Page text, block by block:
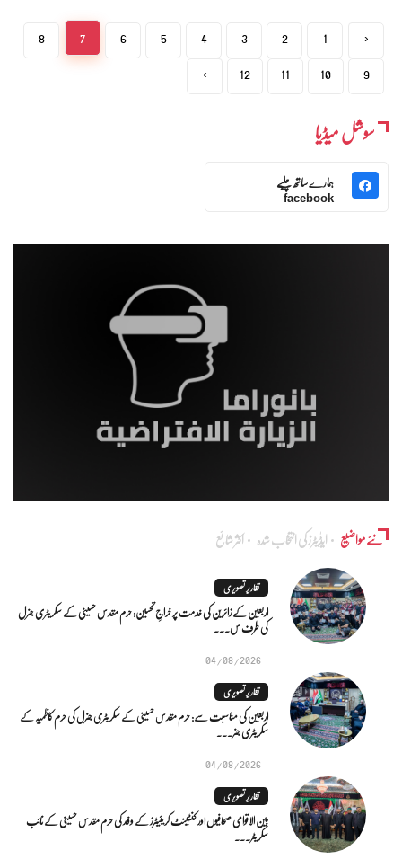
‹
1
2
3
4
5
6
7
8
9
10
11
12
›
سوشل میڈیا
ہمارے ساتھ چلیے
facebook
نئے مواضیع ایڈٰیٹرز کی انتخاب شدہ اکثر شائع
تقاریر تصویری
اربعین کے زائرین کی خدمت پر خراجِ تحسین: حرم مقدس حسینی کے سکریٹری جنرل
کی طرف س...
04/08/2026
تقاریر تصویری
اربعین کی مناسبت سے: حرم مقدس حسینی کے سکریٹری جنرل کی حرم کاظمیہ کے
سکریٹری جنر...
04/08/2026
تقاریر تصویری
بین الاقوامی صحافیوں اور کنٹینٹ کریئیٹرز کے وفد کی حرم مقدس حسینی کے نائب
سکریٹر...